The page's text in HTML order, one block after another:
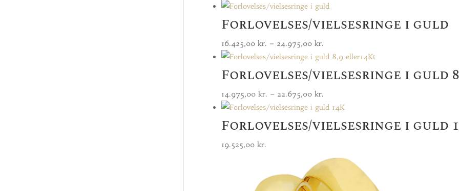
16.550,00 kr.
til
Forlovelses/vielsesringe i guld
16.425,00 kr. – 24.975,00 kr.Prisinterval:
16.425,00 kr.
til
Forlovelses/vielsesringe i guld
14.975,00 kr. – 22.675,00 kr.Prisinterval:
14.975,00 kr.
til
Forlovelses/vielsesringe i guld
19.525,00 kr.